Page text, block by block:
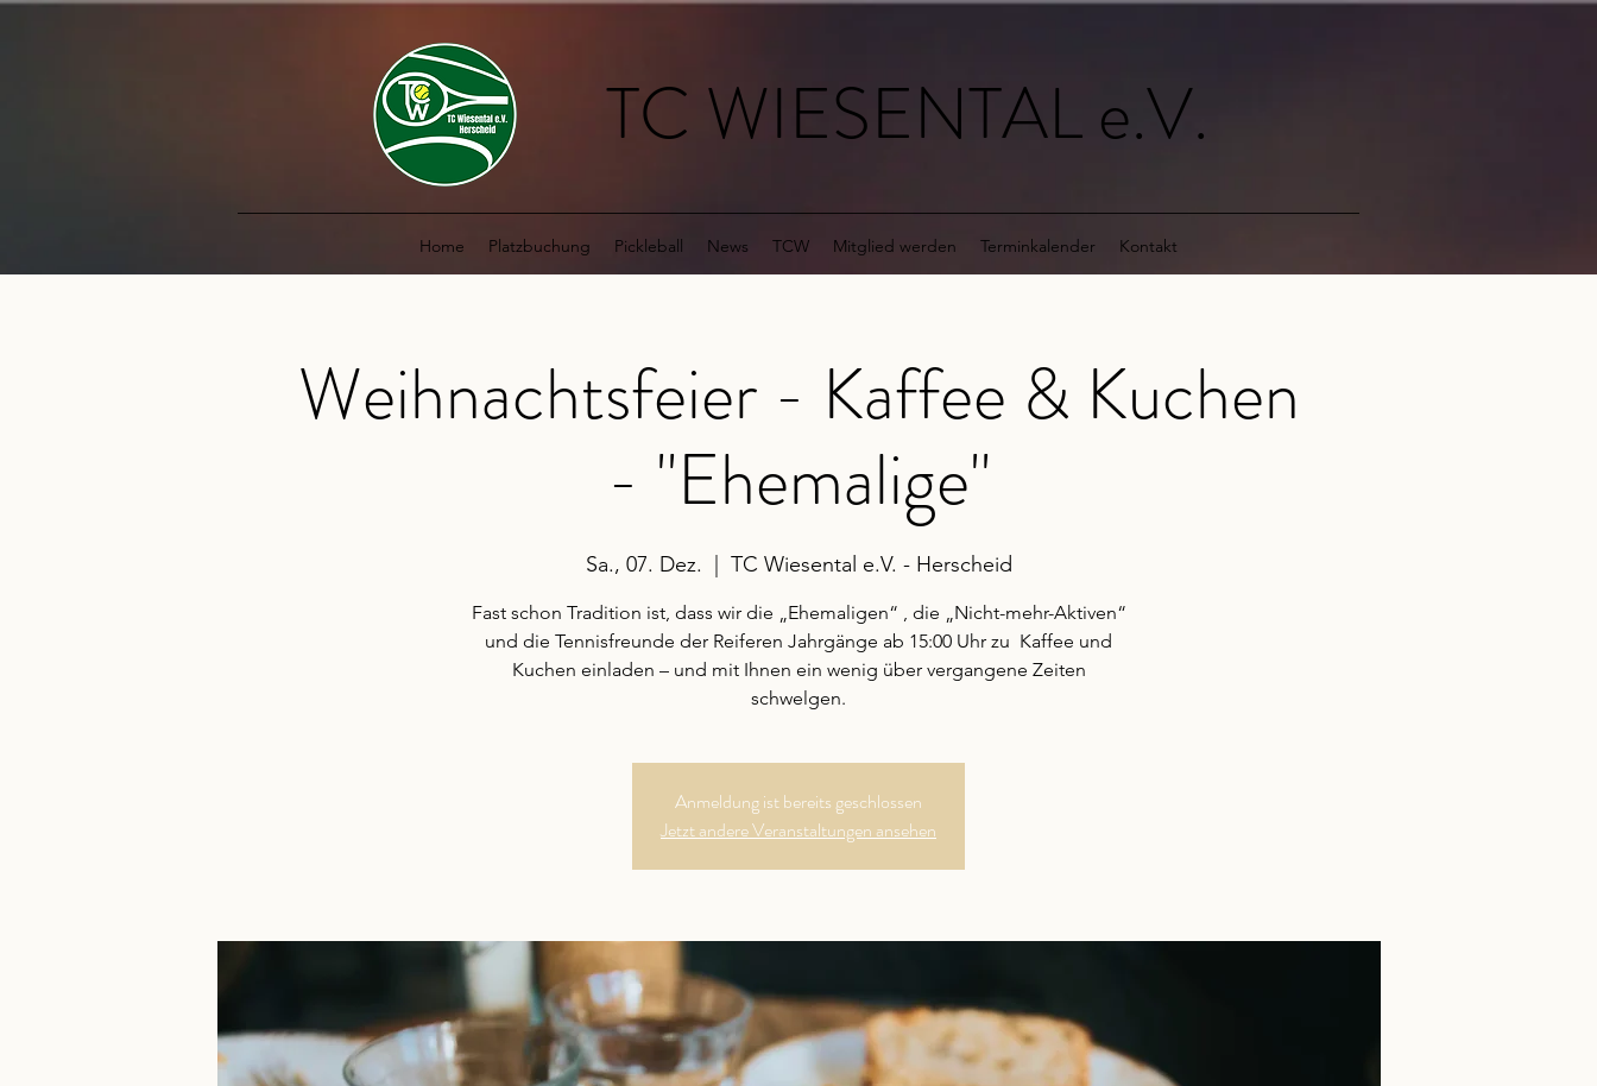
TC WIESENTAL e.V.
Home Platzbuchung Pickleball News TCW Mitglied werden Terminkalender Kontakt
Weihnachtsfeier - Kaffee & Kuchen
- "Ehemalige"
Sa., 07. Dez. TC Wiesental e.V. - Herscheid
Fast schon Tradition ist, dass wir die „Ehemaligen“ , die „Nicht-mehr-Aktiven“
und die Tennisfreunde der Reiferen Jahrgänge ab 15:00 Uhr zu Kaffee und
Kuchen einladen – und mit Ihnen ein wenig über vergangene Zeiten
schwelgen.
Anmeldung ist bereits geschlossen
Jetzt andere Veranstaltungen ansehen